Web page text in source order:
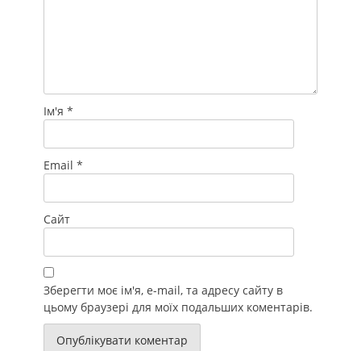
Ім'я *
Email *
Сайт
Зберегти моє ім'я, e-mail, та адресу сайту в
цьому браузері для моїх подальших коментарів.